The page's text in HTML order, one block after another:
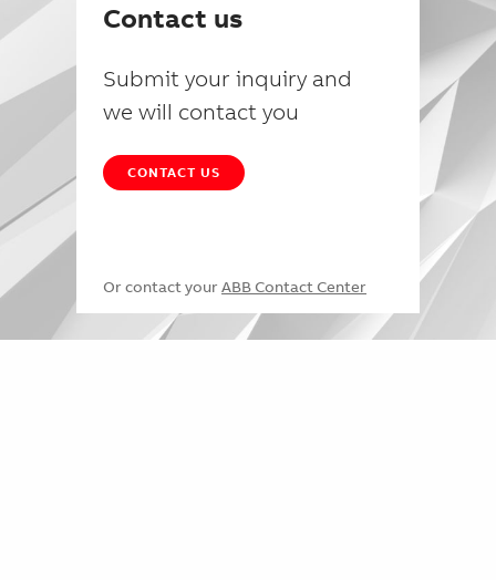
Contact us
Submit your inquiry and
we will contact you
CONTACT US
Or contact your ABB Contact Center